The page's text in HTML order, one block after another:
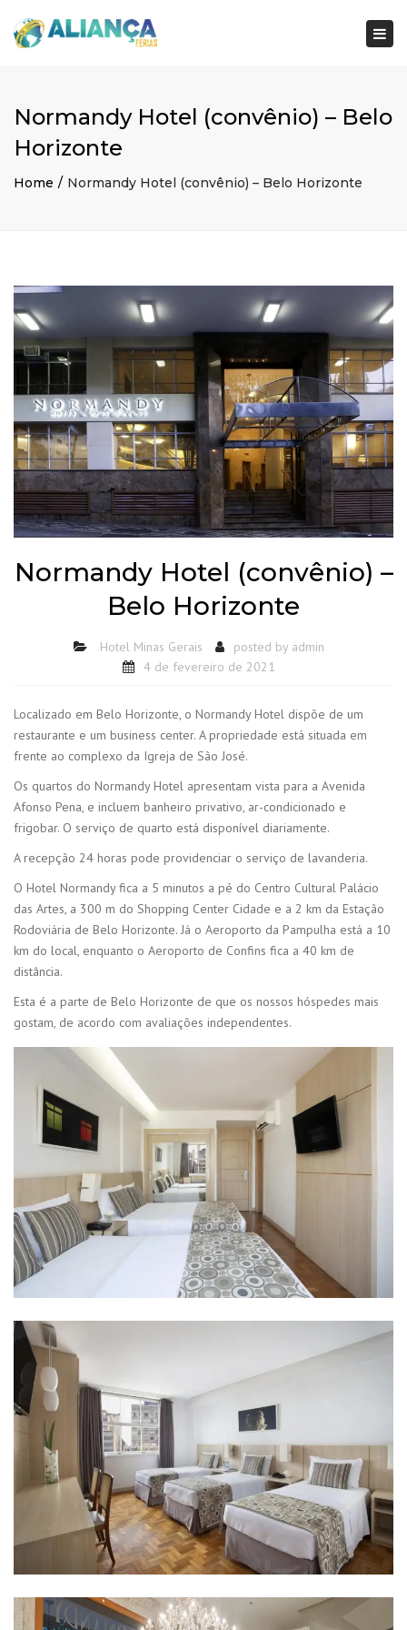
Normandy Hotel (convênio) – Belo
Horizonte
Home Normandy Hotel (convênio) – Belo Horizonte
Normandy Hotel (convênio) –
Belo Horizonte
Hotel Minas Gerais posted by admin
4 de fevereiro de 2021
Localizado em Belo Horizonte, o Normandy Hotel dispõe de um
restaurante e um business center. A propriedade está situada em
frente ao complexo da Igreja de São José.
Os quartos do Normandy Hotel apresentam vista para a Avenida
Afonso Pena, e incluem banheiro privativo, ar-condicionado e
frigobar. O serviço de quarto está disponível diariamente.
A recepção 24 horas pode providenciar o serviço de lavanderia.
O Hotel Normandy fica a 5 minutos a pé do Centro Cultural Palácio
das Artes, a 300 m do Shopping Center Cidade e a 2 km da Estação
Rodoviária de Belo Horizonte. Já o Aeroporto da Pampulha está a 10
km do local, enquanto o Aeroporto de Confins fica a 40 km de
distância.
Esta é a parte de Belo Horizonte de que os nossos hóspedes mais
gostam, de acordo com avaliações independentes.